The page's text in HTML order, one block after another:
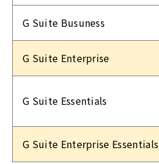
G Suite Busuness
G Suite Enterprise
G Suite Essentials
G Suite Enterprise Essentials